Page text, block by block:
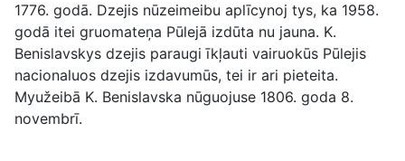
1776. godā. Dzejis nūzeimeibu aplīcynoj tys, ka 1958.
godā itei gruomateņa Pūlejā izdūta nu jauna. K.
Benislavskys dzejis paraugi īkļauti vairuokūs Pūlejis
nacionaluos dzejis izdavumūs, tei ir ari pieteita.
Myužeibā K. Benislavska nūguojuse 1806. goda 8.
novembrī.